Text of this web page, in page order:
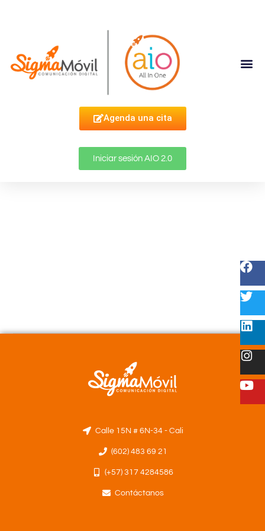
Agenda una cita
Iniciar sesión AIO 2.0
Calle 15N # 6N-34 - Cali
(602) 483 69 21
(+57) 317 4284586
Contáctanos